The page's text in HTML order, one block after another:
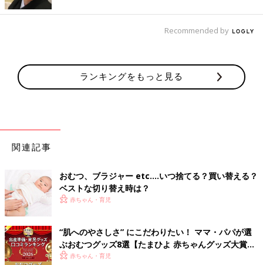
１ 新しいおむつを下に敷く
いきなりおむつを開いてしまうと、赤ちゃんがおしっこをしてし
2 おしりをふいておむつを取る
をおなか側に倒しておしりを浮かせ、汚れたおむつを抜き取りま
す。男の子・女の子それぞれのふき方のコツは次のとおり。
おちんちんや陰囊（いんのう）の表と裏、両わき、肛門、おしり
全体をふきます。汚れがたまりやすい、しわや陰嚢のひだの間な
どもきれいに。
【女の子】
外陰部は前から後ろ（会陰から肛門）へふきます。逆にふいてし
まうと尿道口から細菌が入りやすくなるので注意。
Recommended by
ランキングをもっと見る
関連記事
おむつ、ブラジャー etc.…いつ捨てる？買い替える？
ベストな切り替え時は？
赤ちゃん・育児
“肌へのやさしさ” にこだわりたい！ ママ・パパが選
ぶおむつグッズ8選【たまひよ 赤ちゃんグッズ大賞
2026】
赤ちゃん・育児